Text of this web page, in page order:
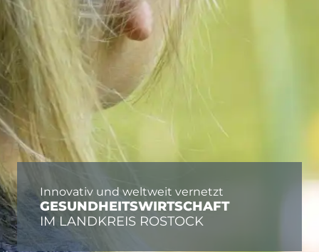
Innovativ und weltweit vernetzt
GESUNDHEITSWIRTSCHAFT
IM LANDKREIS ROSTOCK